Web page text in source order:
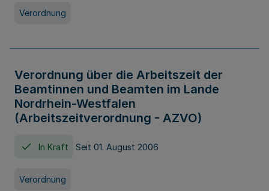
Verordnung
Verordnung über die Arbeitszeit der
Beamtinnen und Beamten im Lande
Nordrhein-Westfalen
(Arbeitszeitverordnung - AZVO)
In Kraft Seit 01. August 2006
Verordnung